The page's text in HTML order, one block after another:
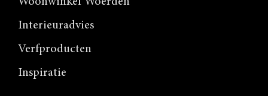
Interieuradvies
Verfproducten
Inspiratie